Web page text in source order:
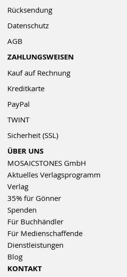
Rücksendung
Datenschutz
AGB
ZAHLUNGSWEISEN
Kauf auf Rechnung
Kreditkarte
PayPal
TWINT
Sicherheit (SSL)
ÜBER UNS
MOSAICSTONES GmbH
Aktuelles Verlagsprogramm
Verlag
35% für Gönner
Spenden
Für Buchhändler
Für Medienschaffende
Dienstleistungen
Blog
KONTAKT